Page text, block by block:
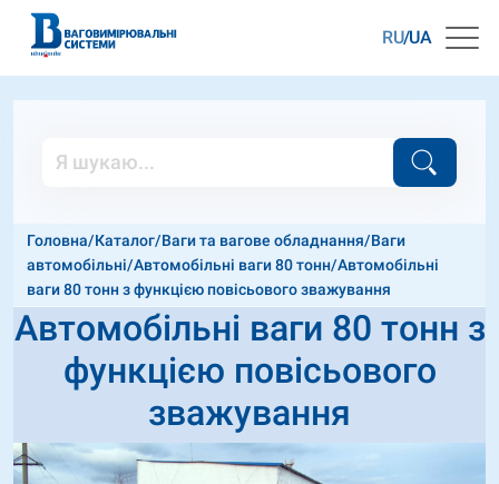
RU UA
Головна/Каталог/Ваги та вагове обладнання/Ваги
автомобільні/Автомобільні ваги 80 тонн/Автомобільні
ваги 80 тонн з функцією повісьового зважування
Автомобільні ваги 80 тонн з
функцією повісьового
зважування